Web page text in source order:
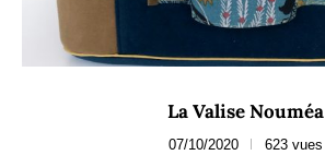
La Valise Nouméa
07/10/2020 623 vues